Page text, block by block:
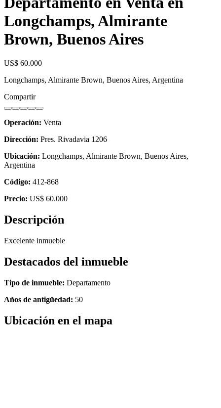
Longchamps, Almirante
Brown, Buenos Aires
US$ 60.000
Longchamps, Almirante Brown, Buenos Aires, Argentina
Compartir
Operación: Venta
Dirección: Pres. Rivadavia 1206
Ubicación: Longchamps, Almirante Brown, Buenos Aires,
Argentina
Código: 412-868
Precio: US$ 60.000
Descripción
Excelente inmueble
Destacados del inmueble
Tipo de inmueble: Departamento
Años de antigüedad: 50
Ubicación en el mapa